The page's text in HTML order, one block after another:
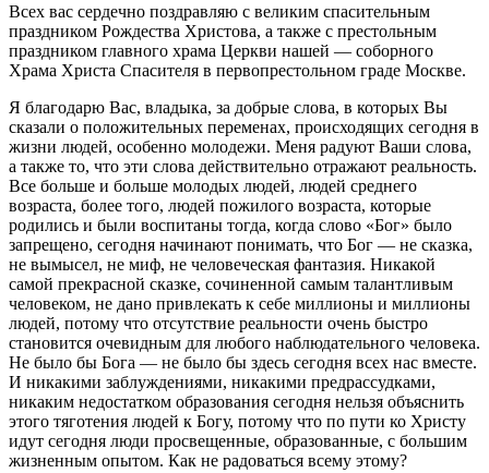
Всех вас сердечно поздравляю с великим спасительным
праздником Рождества Христова, а также с престольным
праздником главного храма Церкви нашей — соборного
Храма Христа Спасителя в первопрестольном граде Москве.
Я благодарю Вас, владыка, за добрые слова, в которых Вы
сказали о положительных переменах, происходящих сегодня в
жизни людей, особенно молодежи. Меня радуют Ваши слова,
а также то, что эти слова действительно отражают реальность.
Все больше и больше молодых людей, людей среднего
возраста, более того, людей пожилого возраста, которые
родились и были воспитаны тогда, когда слово «Бог» было
запрещено, сегодня начинают понимать, что Бог — не сказка,
не вымысел, не миф, не человеческая фантазия. Никакой
самой прекрасной сказке, сочиненной самым талантливым
человеком, не дано привлекать к себе миллионы и миллионы
людей, потому что отсутствие реальности очень быстро
становится очевидным для любого наблюдательного человека.
Не было бы Бога — не было бы здесь сегодня всех нас вместе.
И никакими заблуждениями, никакими предрассудками,
никаким недостатком образования сегодня нельзя объяснить
этого тяготения людей к Богу, потому что по пути ко Христу
идут сегодня люди просвещенные, образованные, с большим
жизненным опытом. Как не радоваться всему этому?